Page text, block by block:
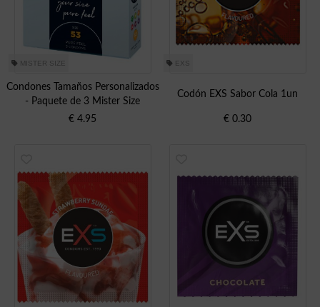
MISTER SIZE
Condones Tamaños Personalizados
- Paquete de 3 Mister Size
€ 4.95
EXS
Codón EXS Sabor Cola 1un
€ 0.30